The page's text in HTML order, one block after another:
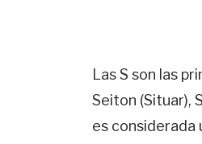
Las S son las
Seiton (Situar),
es considerada